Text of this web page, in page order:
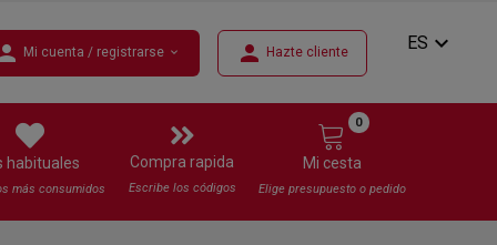
Mi cuenta / registrarse expand_more person Hazte cliente ES expand_more
habituales
más consumidos
Compra rapida
Escribe los códigos
Mi cesta
0
Elige presupuesto o pedido